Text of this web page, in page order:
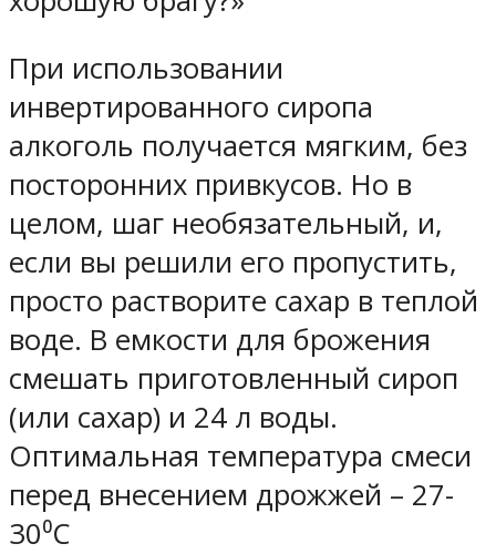
При использовании
инвертированного сиропа
алкоголь получается мягким, без
посторонних привкусов. Но в
целом, шаг необязательный, и,
если вы решили его пропустить,
просто растворите сахар в теплой
воде. В емкости для брожения
смешать приготовленный сироп
(или сахар) и 24 л воды.
Оптимальная температура смеси
перед внесением дрожжей – 27-
30⁰С